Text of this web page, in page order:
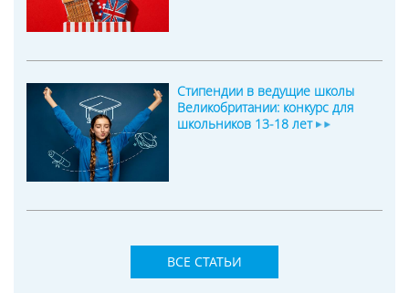
Стипендии в ведущие школы
Великобритании: конкурс для
школьников 13-18 лет
ВСЕ СТАТЬИ